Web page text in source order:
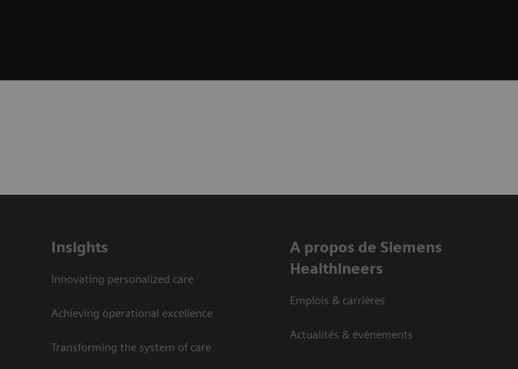
Insights
Innovating personalized care
Achieving operational excellence
Transforming the system of care
A propos de Siemens
Healthineers
Emplois & carrières
Actualités & évènements